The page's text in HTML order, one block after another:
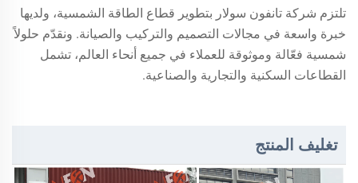
تلتزم شركة تانفون سولار بتطوير قطاع الطاقة الشمسية، ولديها
خبرة واسعة في مجالات التصميم والتركيب والصيانة. ونقدّم حلولاً
شمسية فعّالة وموثوقة للعملاء في جميع أنحاء العالم، تشمل
القطاعات السكنية والتجارية والصناعية.
تغليف المنتج